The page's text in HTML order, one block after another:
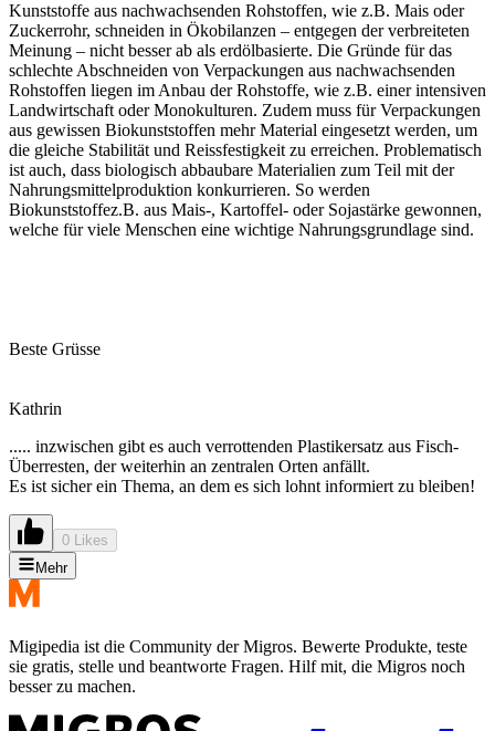
Kunststoffe aus nachwachsenden Rohstoffen, wie z.B. Mais oder
Zuckerrohr, schneiden in Ökobilanzen – entgegen der verbreiteten
Meinung – nicht besser ab als erdölbasierte. Die Gründe für das
schlechte Abschneiden von Verpackungen aus nachwachsenden
Rohstoffen liegen im Anbau der Rohstoffe, wie z.B. einer intensiven
Landwirtschaft oder Monokulturen. Zudem muss für Verpackungen
aus gewissen Biokunststoffen mehr Material eingesetzt werden, um
die gleiche Stabilität und Reissfestigkeit zu erreichen. Problematisch
ist auch, dass biologisch abbaubare Materialien zum Teil mit der
Nahrungsmittelproduktion konkurrieren. So werden
Biokunststoffez.B. aus Mais-, Kartoffel- oder Sojastärke gewonnen,
welche für viele Menschen eine wichtige Nahrungsgrundlage sind.
Beste Grüsse
Kathrin
..... inzwischen gibt es auch verrottenden Plastikersatz aus Fisch-
Überresten, der weiterhin an zentralen Orten anfällt.
Es ist sicher ein Thema, an dem es sich lohnt informiert zu bleiben!
0 Likes
Mehr
Migipedia ist die Community der Migros. Bewerte Produkte, teste
sie gratis, stelle und beantworte Fragen. Hilf mit, die Migros noch
besser zu machen.